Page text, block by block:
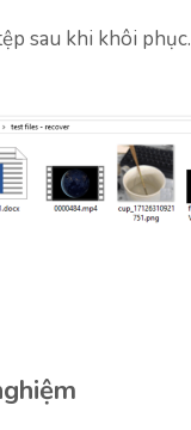
sau khi khôi phục.